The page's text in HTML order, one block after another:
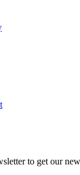
to get our